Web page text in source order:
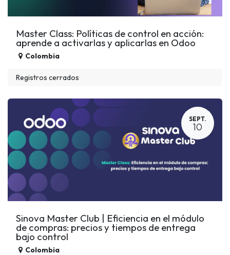
Master Class: Políticas de control en acción:
aprende a activarlas y aplicarlas en Odoo
Colombia
Registros cerrados
SEPT.
10
Sinova Master Club | Eficiencia en el módulo
de compras: precios y tiempos de entrega
bajo control
Colombia